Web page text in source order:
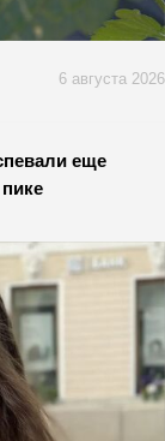
6 августа 2026
еще